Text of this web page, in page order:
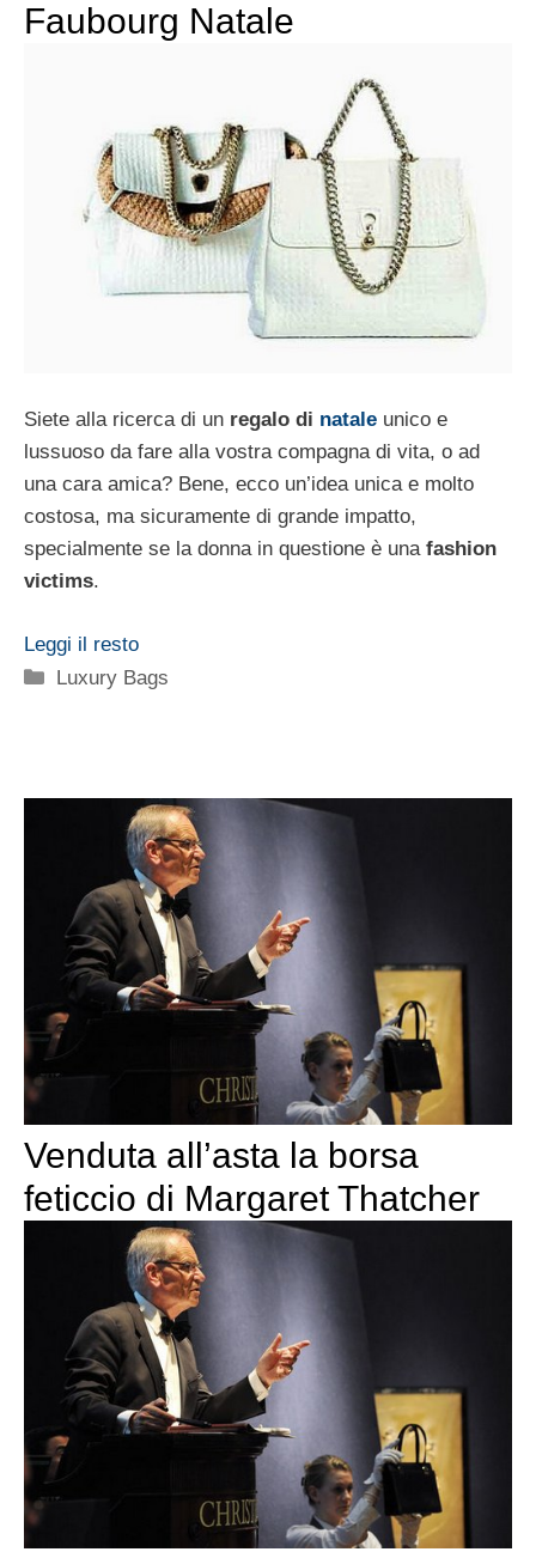
Faubourg Natale
Siete alla ricerca di un regalo di natale unico e
lussuoso da fare alla vostra compagna di vita, o ad
una cara amica? Bene, ecco un’idea unica e molto
costosa, ma sicuramente di grande impatto,
specialmente se la donna in questione è una fashion
victims.
Leggi il resto
Categorie
Luxury Bags
Venduta all’asta la borsa
feticcio di Margaret Thatcher